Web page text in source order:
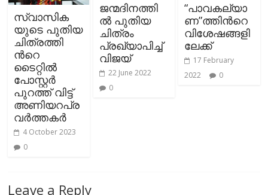
സ്വാസിക
യുടെ പുതിയ
ചിത്രത്തി
ന്‍റെ
ടൈറ്റിൽ
പോസ്റ്റർ
പുറത്ത് വിട്ട്
അണിയറപ്ര
വര്‍ത്തകര്‍
4 October 2023
0
ജന്മദിനത്തി
ല്‍ പുതിയ
ചിത്രം
പ്രഖ്യാപിച്ച്
വിജയ്
22 June 2022
0
“പാവകല്യാ
ണ”ത്തിന്‍റെ
വിശേഷങ്ങളി
ലേക്ക്
17 February
2022
0
Leave a Reply